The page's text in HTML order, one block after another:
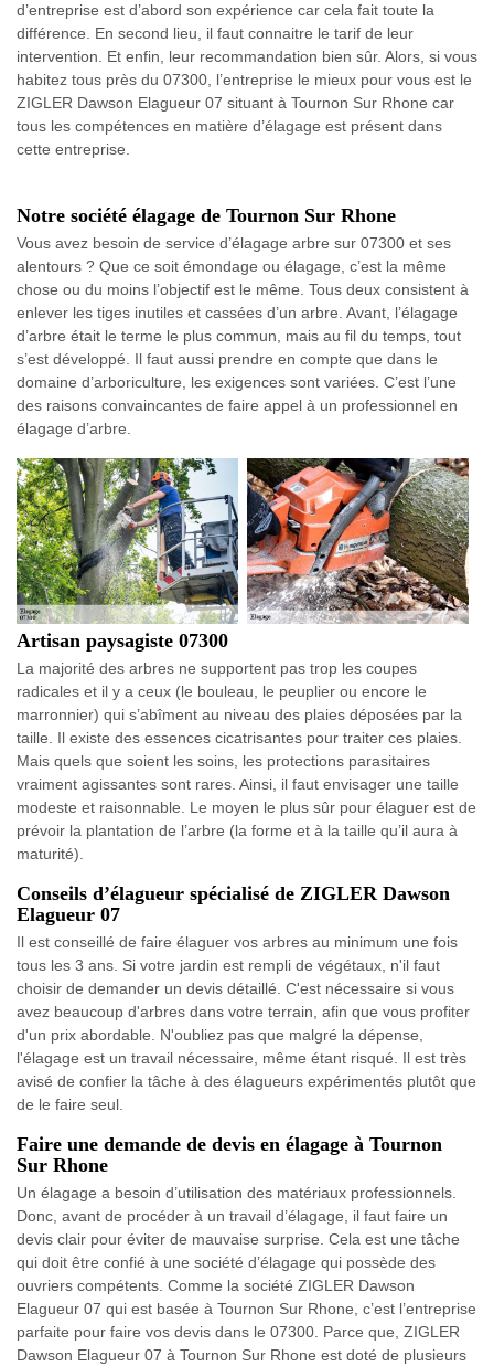
d’entreprise est d’abord son expérience car cela fait toute la
différence. En second lieu, il faut connaitre le tarif de leur
intervention. Et enfin, leur recommandation bien sûr. Alors, si vous
habitez tous près du 07300, l’entreprise le mieux pour vous est le
ZIGLER Dawson Elagueur 07 situant à Tournon Sur Rhone car
tous les compétences en matière d’élagage est présent dans
cette entreprise.
Notre société élagage de Tournon Sur Rhone
Vous avez besoin de service d’élagage arbre sur 07300 et ses
alentours ? Que ce soit émondage ou élagage, c’est la même
chose ou du moins l’objectif est le même. Tous deux consistent à
enlever les tiges inutiles et cassées d’un arbre. Avant, l’élagage
d’arbre était le terme le plus commun, mais au fil du temps, tout
s’est développé. Il faut aussi prendre en compte que dans le
domaine d’arboriculture, les exigences sont variées. C’est l’une
des raisons convaincantes de faire appel à un professionnel en
élagage d’arbre.
Artisan paysagiste 07300
La majorité des arbres ne supportent pas trop les coupes
radicales et il y a ceux (le bouleau, le peuplier ou encore le
marronnier) qui s’abîment au niveau des plaies déposées par la
taille. Il existe des essences cicatrisantes pour traiter ces plaies.
Mais quels que soient les soins, les protections parasitaires
vraiment agissantes sont rares. Ainsi, il faut envisager une taille
modeste et raisonnable. Le moyen le plus sûr pour élaguer est de
prévoir la plantation de l’arbre (la forme et à la taille qu’il aura à
maturité).
Conseils d’élagueur spécialisé de ZIGLER Dawson
Elagueur 07
Il est conseillé de faire élaguer vos arbres au minimum une fois
tous les 3 ans. Si votre jardin est rempli de végétaux, n'il faut
choisir de demander un devis détaillé. C'est nécessaire si vous
avez beaucoup d'arbres dans votre terrain, afin que vous profiter
d'un prix abordable. N'oubliez pas que malgré la dépense,
l'élagage est un travail nécessaire, même étant risqué. Il est très
avisé de confier la tâche à des élagueurs expérimentés plutôt que
de le faire seul.
Faire une demande de devis en élagage à Tournon
Sur Rhone
Un élagage a besoin d’utilisation des matériaux professionnels.
Donc, avant de procéder à un travail d’élagage, il faut faire un
devis clair pour éviter de mauvaise surprise. Cela est une tâche
qui doit être confié à une société d’élagage qui possède des
ouvriers compétents. Comme la société ZIGLER Dawson
Elagueur 07 qui est basée à Tournon Sur Rhone, c’est l’entreprise
parfaite pour faire vos devis dans le 07300. Parce que, ZIGLER
Dawson Elagueur 07 à Tournon Sur Rhone est doté de plusieurs